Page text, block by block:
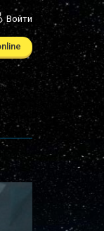
Войти